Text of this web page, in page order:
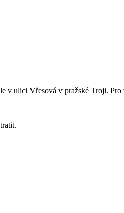
v ulici Vřesová v pražské Troji.